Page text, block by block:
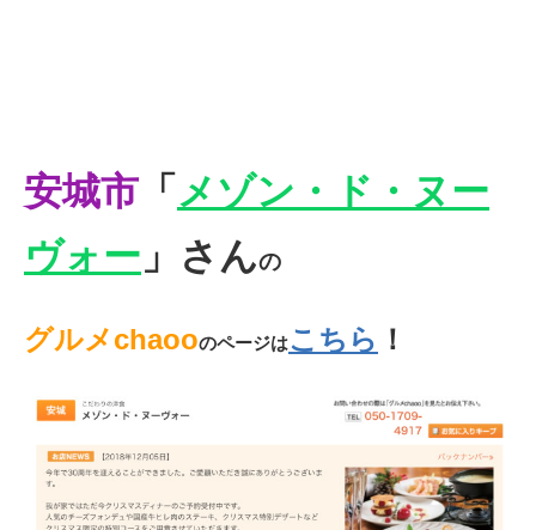
安城市 「 メゾン・ド・ヌー
ヴォー 」さんの
グルメchaooのページはこちら ！